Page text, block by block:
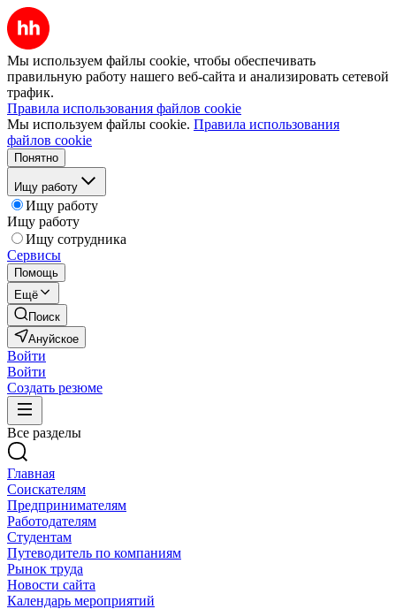
Мы используем файлы cookie, чтобы обеспечивать
правильную работу нашего веб-сайта и анализировать сетевой
трафик.
Правила использования файлов cookie
Мы используем файлы cookie. Правила использования
файлов cookie
Понятно
Ищу работу
Ищу работу
Ищу работу
Ищу сотрудника
Сервисы
Помощь
Ещё
Поиск
Ануйское
Войти
Войти
Создать резюме
Все разделы
Главная
Соискателям
Предпринимателям
Работодателям
Студентам
Путеводитель по компаниям
Рынок труда
Новости сайта
Календарь мероприятий